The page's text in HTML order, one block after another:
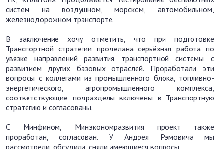
систем на воздушном, морском, автомобильном,
железнодорожном транспорте.
В заключение хочу отметить, что при подготовке
Транспортной стратегии проделана серьёзная работа по
увязке направлений развития транспортной системы с
развитием других базовых отраслей. Проработали эти
вопросы с коллегами из промышленного блока, топливно-
энергетического, агропромышленного комплекса,
соответствующие подразделы включены в Транспортную
стратегию и согласованы.
С Минфином, Минэкономразвития проект также
проработан, согласован. У Андрея Рэмовича мы
рассмотрели, обсудили, сняли имеющиеся вопросы.